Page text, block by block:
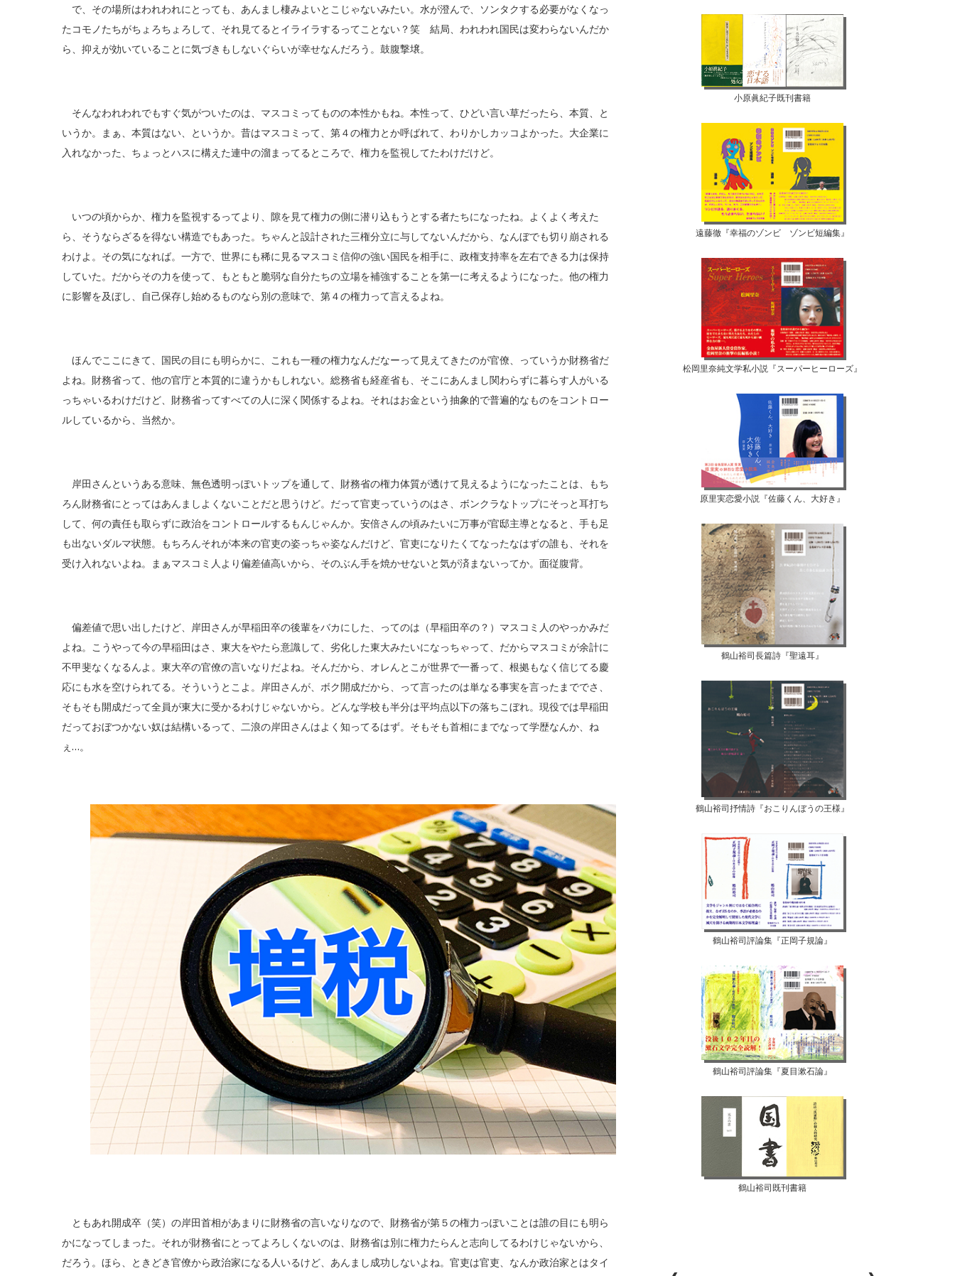
で、その場所はわれわれにとっても、あんまし棲みよいとこじゃないみたい。水が澄んで、ソンタクする必要がなくなっ
たコモノたちがちょろちょろして、それ見てるとイライラするってことない？笑 結局、われわれ国民は変わらないんだか
ら、抑えが効いていることに気づきもしないぐらいが幸せなんだろう。鼓腹撃壌。
そんなわれわれでもすぐ気がついたのは、マスコミってものの本性かもね。本性って、ひどい言い草だったら、本質、と
いうか。まぁ、本質はない、というか。昔はマスコミって、第４の権力とか呼ばれて、わりかしカッコよかった。大企業に
入れなかった、ちょっとハスに構えた連中の溜まってるところで、権力を監視してたわけだけど。
いつの頃からか、権力を監視するってより、隙を見て権力の側に潜り込もうとする者たちになったね。よくよく考えた
ら、そうならざるを得ない構造でもあった。ちゃんと設計された三権分立に与してないんだから、なんぼでも切り崩される
わけよ。その気になれば。一方で、世界にも稀に見るマスコミ信仰の強い国民を相手に、政権支持率を左右できる力は保持
していた。だからその力を使って、もともと脆弱な自分たちの立場を補強することを第一に考えるようになった。他の権力
に影響を及ぼし、自己保存し始めるものなら別の意味で、第４の権力って言えるよね。
ほんでここにきて、国民の目にも明らかに、これも一種の権力なんだなーって見えてきたのが官僚、っていうか財務省だ
よね。財務省って、他の官庁と本質的に違うかもしれない。総務省も経産省も、そこにあんまし関わらずに暮らす人がいる
っちゃいるわけだけど、財務省ってすべての人に深く関係するよね。それはお金という抽象的で普遍的なものをコントロー
ルしているから、当然か。
岸田さんというある意味、無色透明っぽいトップを通して、財務省の権力体質が透けて見えるようになったことは、もち
ろん財務省にとってはあんましよくないことだと思うけど。だって官吏っていうのはさ、ボンクラなトップにそっと耳打ち
して、何の責任も取らずに政治をコントロールするもんじゃんか。安倍さんの頃みたいに万事が官邸主導となると、手も足
も出ないダルマ状態。もちろんそれが本来の官吏の姿っちゃ姿なんだけど、官吏になりたくてなったなはずの誰も、それを
受け入れないよね。まぁマスコミ人より偏差値高いから、そのぶん手を焼かせないと気が済まないってか。面従腹背。
偏差値で思い出したけど、岸田さんが早稲田卒の後輩をバカにした、ってのは（早稲田卒の？）マスコミ人のやっかみだ
よね。こうやって今の早稲田はさ、東大をやたら意識して、劣化した東大みたいになっちゃって、だからマスコミが余計に
不甲斐なくなるんよ。東大卒の官僚の言いなりだよね。そんだから、オレんとこが世界で一番って、根拠もなく信じてる慶
応にも水を空けられてる。そういうとこよ。岸田さんが、ボク開成だから、って言ったのは単なる事実を言ったまででさ、
そもそも開成だって全員が東大に受かるわけじゃないから。どんな学校も半分は平均点以下の落ちこぼれ。現役では早稲田
だっておぼつかない奴は結構いるって、二浪の岸田さんはよく知ってるはず。そもそも首相にまでなって学歴なんか、ね
ぇ…。
ともあれ開成卒（笑）の岸田首相があまりに財務省の言いなりなので、財務省が第５の権力っぽいことは誰の目にも明ら
かになってしまった。それが財務省にとってよろしくないのは、財務省は別に権力たらんと志向してるわけじゃないから、
だろう。ほら、ときどき官僚から政治家になる人いるけど、あんまし成功しないよね。官吏は官吏、なんか政治家とはタイ
小原眞紀子既刊書籍
遠藤徹『幸福のゾンビ ゾンビ短編集』
松岡里奈純文学私小説『スーパーヒーローズ』
原里実恋愛小説『佐藤くん、大好き』
鶴山裕司長篇詩『聖遠耳』
鶴山裕司抒情詩『おこりんぼうの王様』
鶴山裕司評論集『正岡子規論』
鶴山裕司評論集『夏目漱石論』
鶴山裕司既刊書籍